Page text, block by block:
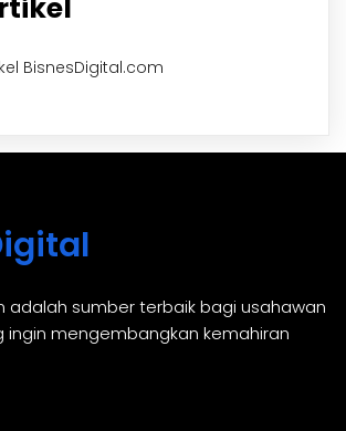
BisnesDigital.com
adalah sumber terbaik bagi usahawan
ingin mengembangkan kemahiran